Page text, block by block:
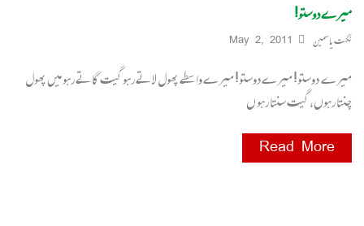
میرے دوستو!
نگہت یاسمین May 2, 2011
میرے دوستو! میرے دوستو! میرے واسطے پھول لاتے رہو گیت گاتے رہو میں پھول
چنتا رہوں، گیت سنتا رہو ں
Read More